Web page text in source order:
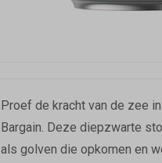
Proef de kracht van de zee
Bargain. Deze diepzwarte
als golven die opkomen en